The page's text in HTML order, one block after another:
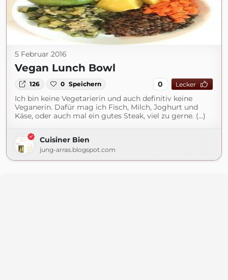
5 Februar 2016
Vegan Lunch Bowl
126 0 Speichern 0 Lecker
Ich bin keine Vegetarierin und auch definitiv keine
Veganerin. Dafür mag ich Fisch, Milch, Joghurt und
Käse, oder auch mal ein gutes Steak, viel zu gerne. (...)
Cuisiner Bien
jung-arras.blogspot.com